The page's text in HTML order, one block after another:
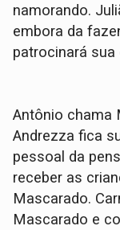
namorando.
embora da
patrocinará
Antônio chama
Andrezza fica
pessoal da
receber as
Mascarado.
Mascarado e